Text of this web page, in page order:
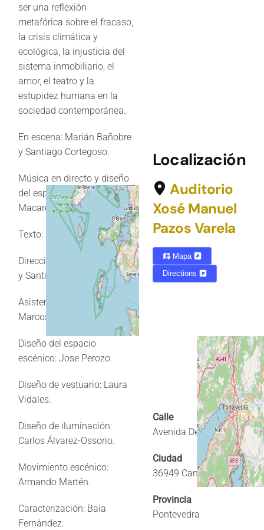
ser una reflexión
metafórica sobre el fracaso,
la crisis climática y
ecológica, la injusticia del
sistema inmobiliario, el
amor, el teatro y la
estupidez humana en la
sociedad contemporánea.
En escena: Marián Bañobre
y Santiago Cortegoso.
Música en directo y diseño
del espacio sonoro:
Macarena Montesinos.
Texto: Santiago Cortegoso.
Dirección: Marián Bañobre
y Santiago Cortegoso.
Asistencia de dirección:
Marcos PTT.
Diseño del espacio
escénico: Jose Perozo.
Diseño de vestuario: Laura
Vidales.
Diseño de iluminación:
Carlos Álvarez-Ossorio.
Movimiento escénico:
Armando Martén.
Caracterización: Baia
Fernández.
Localización
Auditorio
Xosé Manuel
Pazos Varela
Mapa
Directions
Calle
Avenida De Lugo 27
Ciudad
36949 Cangas
Provincia
Pontevedra